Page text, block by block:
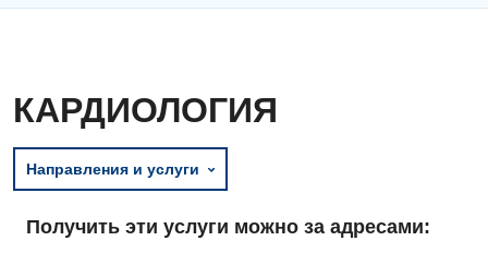
КАРДИОЛОГИЯ
Направления и услуги
Получить эти услуги можно за адресами: